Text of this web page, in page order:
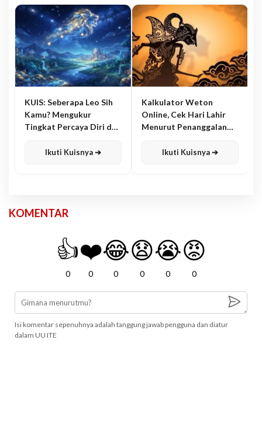
KUIS: Seberapa Leo Sih
Kamu? Mengukur
Tingkat Percaya Diri dan
Ikuti Kuisnya ➔
Kalkulator Weton
Online, Cek Hari Lahir
Menurut Penanggalan
Ikuti Kuisnya ➔
KOMENTAR
👍
0
❤️
0
😂
0
😧
0
😭
0
😡
0
Isi komentar sepenuhnya adalah tanggung jawab pengguna dan diatur
dalam UU ITE